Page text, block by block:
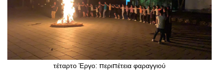
τέταρτο Έργο: περιπέτεια φαραγγιού